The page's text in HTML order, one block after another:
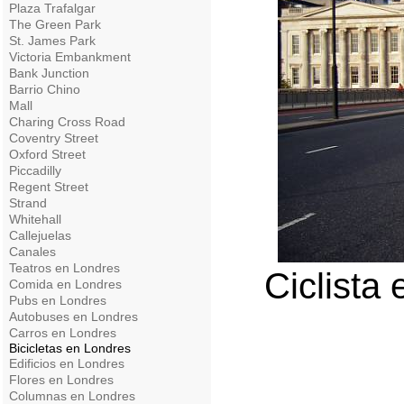
Plaza Trafalgar
The Green Park
St. James Park
Victoria Embankment
Bank Junction
Barrio Chino
Mall
Charing Cross Road
Coventry Street
Oxford Street
Piccadilly
Regent Street
Strand
Whitehall
Callejuelas
Canales
Teatros en Londres
Comida en Londres
Pubs en Londres
Autobuses en Londres
Carros en Londres
Bicicletas en Londres
Edificios en Londres
Flores en Londres
Columnas en Londres
Ciclista